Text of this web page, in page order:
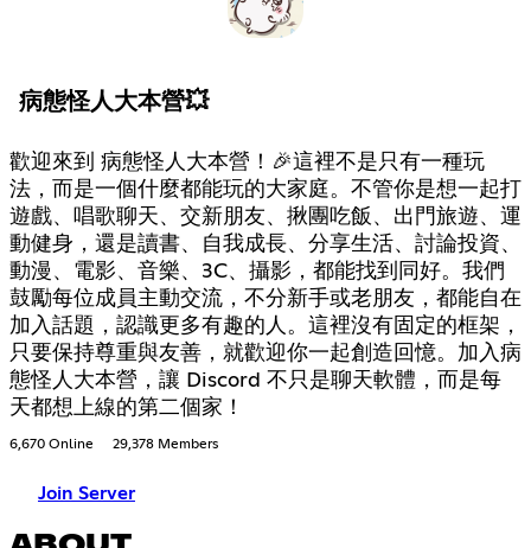
病態怪人大本營💥
歡迎來到 病態怪人大本營！🎉這裡不是只有一種玩
法，而是一個什麼都能玩的大家庭。不管你是想一起打
遊戲、唱歌聊天、交新朋友、揪團吃飯、出門旅遊、運
動健身，還是讀書、自我成長、分享生活、討論投資、
動漫、電影、音樂、3C、攝影，都能找到同好。我們
鼓勵每位成員主動交流，不分新手或老朋友，都能自在
加入話題，認識更多有趣的人。這裡沒有固定的框架，
只要保持尊重與友善，就歡迎你一起創造回憶。加入病
態怪人大本營，讓 Discord 不只是聊天軟體，而是每
天都想上線的第二個家！
6,670 Online 29,378 Members
Join Server